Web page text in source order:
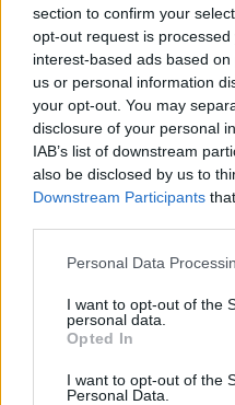
section to confirm your
opt-out request is
interest-based ads based
us or personal information
your opt-out. You may
disclosure of your personal
IAB’s list of downstream
also be disclosed by us to
Downstream Participants
Please note that this
not limited to your visit or
grant or deny consent to
use your data for below
consent section.
Personal Data
I want to opt-out of the
personal data.
Opted In
I want to opt-out of the
Personal Data.
Blogposzt ötletek
Blogposzt ötletek
(keresőoptimalizálás)